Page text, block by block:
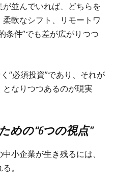
並んでいれば、どちらを
軟なシフト、リモートワ
条件”でも差が広がりつつ
“必須投資”であり、それが
なりつつあるのが現実
めの“6つの視点”
小企業が生き残るには、
。